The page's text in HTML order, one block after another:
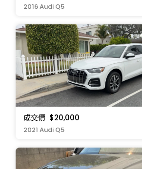
2016 Audi Q5
成交價 $20,000
2021 Audi Q5